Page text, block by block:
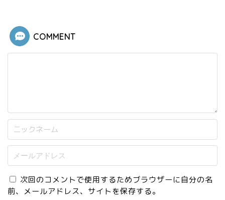
COMMENT
次回のコメントで使用するためブラウザーに自分の名
前、メールアドレス、サイトを保存する。